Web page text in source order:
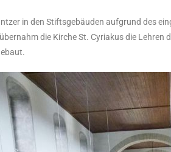
in den Stiftsgebäuden aufgrund des
die Kirche St. Cyriakus die